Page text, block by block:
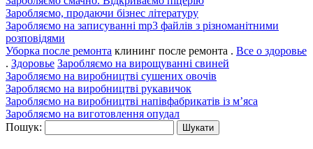
Заробляємо, продаючи бізнес літературу
Заробляємо на записуванні mp3 файлів з різноманітними
розповідями
Уборка после ремонта клининг после ремонта . Все о здоровье
. Здоровье Заробляємо на вирощуванні свиней
Заробляємо на виробництві сушених овочів
Заробляємо на виробництві рукавичок
Заробляємо на виробництві напівфабрикатів із м’яса
Заробляємо на виготовлення опудал
Пошук: